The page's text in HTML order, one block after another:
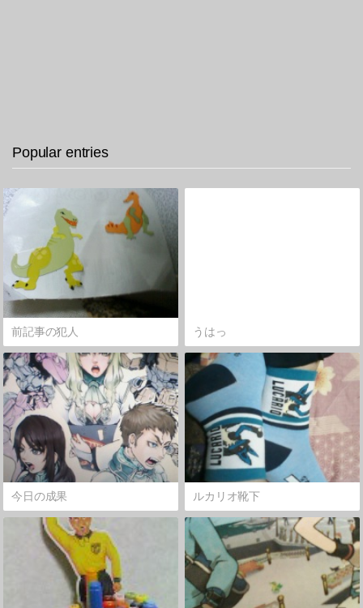
Popular entries
前記事の犯人 うはっ
今日の成果 ルカリオ靴下